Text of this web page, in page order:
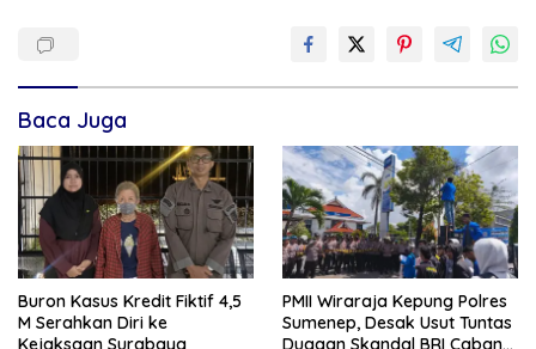
Baca Juga
Buron Kasus Kredit Fiktif 4,5
M Serahkan Diri ke
Kejaksaan Surabaya
PMII Wiraraja Kepung Polres
Sumenep, Desak Usut Tuntas
Dugaan Skandal BRI Cabang